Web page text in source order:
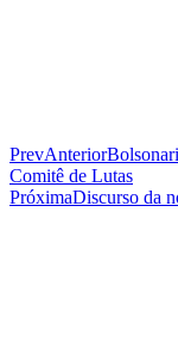
PrevAnterior
Comitê de Lutas
PróximaDiscurso da